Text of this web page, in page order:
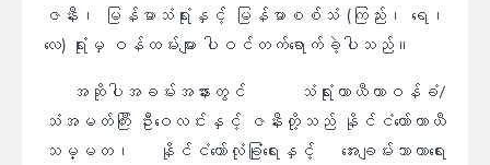
ဇနီး၊ မြန်မာသံရုံးနှင့် မြန်မာစစ်သံ (ကြည်း၊ ရေ၊
လေ) ရုံးမှ ဝန်ထမ်းများ ပါဝင်တက်ရောက်ခဲ့ပါသည်။
အဆိုပါအခမ်းအနားတွင် သံရုံးယာယီတာဝန်ခံ/
သံအမတ်ကြီး ဦးဝေလင်းနှင့် ဇနီးတို့သည် နိုင်ငံတော်ယာယီ
သမ္မတ၊ နိုင်ငံတော်လုံခြုံရေးနှင့် အေးချမ်းသာယာရေး